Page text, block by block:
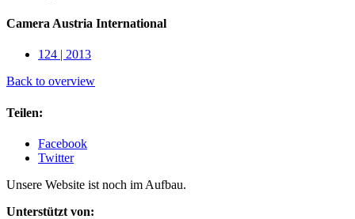
Camera Austria International
124 | 2013
Back to overview
Teilen:
Facebook
Twitter
Unsere Website ist noch im Aufbau.
Unterstützt von: